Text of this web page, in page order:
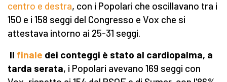
centro e destra, con i Popolari che oscillavano tra i
150 e i 158 seggi del Congresso e Vox che si
attestava intorno ai 25-31 seggi.
Il finale dei conteggi è stato al cardiopalma, a
tarda serata, i Popolari avevano 169 seggi con